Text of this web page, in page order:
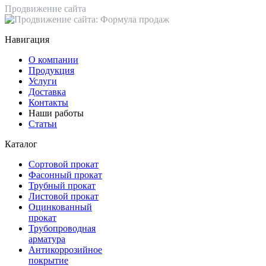
Продвижение сайта
Навигация
О компании
Продукция
Услуги
Доставка
Контакты
Наши работы
Статьи
Каталог
Сортовой прокат
Фасонный прокат
Трубный прокат
Листовой прокат
Оцинкованный
прокат
Трубопроводная
арматура
Антикоррозийное
покрытие